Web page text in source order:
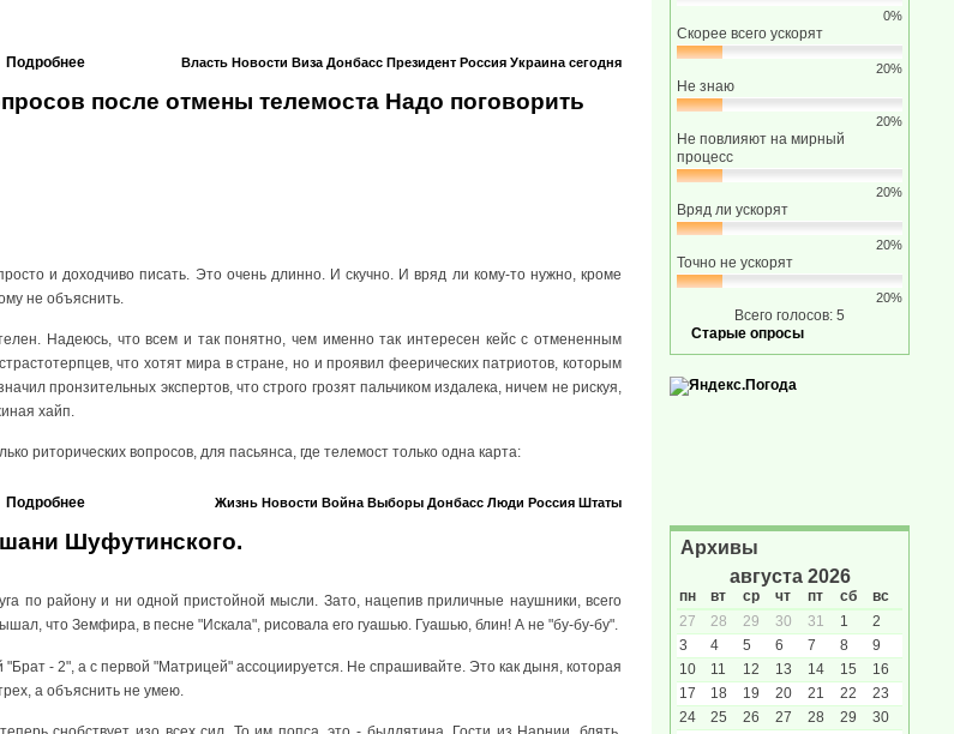
Власть Новости Виза Донбасс Президент Россия Украина сегодня
Подробнее
после отмены телемоста Надо поговорить
и доходчиво писать. Это очень длинно. И скучно. И вряд ли кому-то нужно, кроме
не объяснить.
Надеюсь, что всем и так понятно, чем именно так интересен кейс с отмененным
что хотят мира в стране, но и проявил феерических патриотов, которым
пронзительных экспертов, что строго грозят пальчиком издалека, ничем не рискуя,
хайп.
риторических вопросов, для пасьянса, где телемост только одна карта:
Жизнь Новости Война Выборы Донбасс Люди Россия Штаты
Подробнее
Шуфутинского.
по району и ни одной пристойной мысли. Зато, нацепив приличные наушники, всего
что Земфира, в песне "Искала", рисовала его гуашью. Гуашью, блин! А не "бу-бу-бу".
"Брат - 2", а с первой "Матрицей" ассоциируется. Не спрашивайте. Это как дыня, которая
а объяснить не умею.
0%
Скорее всего ускорят
20%
Не знаю
20%
Не повлияют на мирный
процесс
20%
Вряд ли ускорят
20%
Точно не ускорят
20%
Всего голосов: 5
Старые опросы
Архивы
августа 2026
пн вт ср чт пт сб
вс
27
28 29 30 31 1
2
3
4 5 6 7 8
9
10
11 12 13 14 15
16
17
18 19 20 21 22
23
24
25 26 27 28 29
30